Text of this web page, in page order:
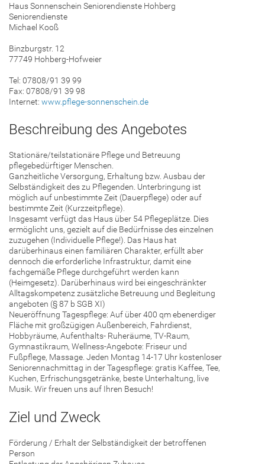
Haus Sonnenschein Seniorendienste Hohberg
Seniorendienste
Michael Kooß
Binzburgstr. 12
77749 Hohberg-Hofweier
Tel: 07808/91 39 99
Fax: 07808/91 39 98
Internet: www.pflege-sonnenschein.de
Beschreibung des Angebotes
Stationäre/teilstationäre Pflege und Betreuung
pflegebedürftiger Menschen.
Ganzheitliche Versorgung, Erhaltung bzw. Ausbau der
Selbständigkeit des zu Pflegenden. Unterbringung ist
möglich auf unbestimmte Zeit (Dauerpflege) oder auf
bestimmte Zeit (Kurzzeitpflege).
Insgesamt verfügt das Haus über 54 Pflegeplätze. Dies
ermöglicht uns, gezielt auf die Bedürfnisse des einzelnen
zuzugehen (Individuelle Pflege!). Das Haus hat
darüberhinaus einen familiären Charakter, erfüllt aber
dennoch die erforderliche Infrastruktur, damit eine
fachgemäße Pflege durchgeführt werden kann
(Heimgesetz). Darüberhinaus wird bei eingeschränkter
Alltagskompetenz zusätzliche Betreuung und Begleitung
angeboten (§ 87 b SGB XI)
Neueröffnung Tagespflege: Auf über 400 qm ebenerdiger
Fläche mit großzügigen Außenbereich, Fahrdienst,
Hobbyräume, Aufenthalts- Ruheräume, TV-Raum,
Gymnastikraum, Wellness-Angebote: Friseur und
Fußpflege, Massage. Jeden Montag 14-17 Uhr kostenloser
Seniorennachmittag in der Tagespflege: gratis Kaffee, Tee,
Kuchen, Erfrischungsgetränke, beste Unterhaltung, live
Musik. Wir freuen uns auf Ihren Besuch!
Ziel und Zweck
Förderung / Erhalt der Selbständigkeit der betroffenen
Person